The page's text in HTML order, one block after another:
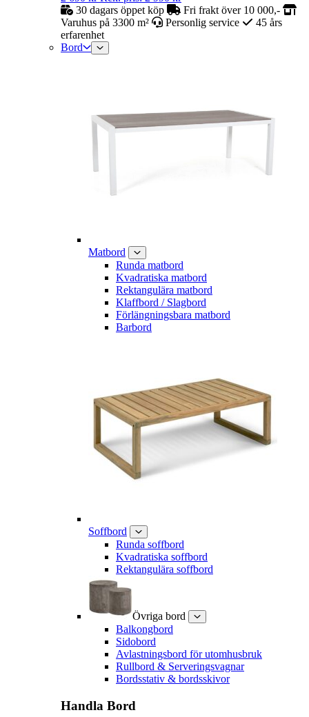
30 dagars öppet köp
Fri frakt över 10 000,-
Varuhus på 3300 m²
Personlig service
45 års
erfarenhet
Bord
Matbord
Runda matbord
Kvadratiska matbord
Rektangulära matbord
Klaffbord / Slagbord
Förlängningsbara matbord
Barbord
Soffbord
Runda soffbord
Kvadratiska soffbord
Rektangulära soffbord
Övriga bord
Balkongbord
Sidobord
Avlastningsbord för utomhusbruk
Rullbord & Serveringsvagnar
Bordsstativ & bordsskivor
Handla Bord